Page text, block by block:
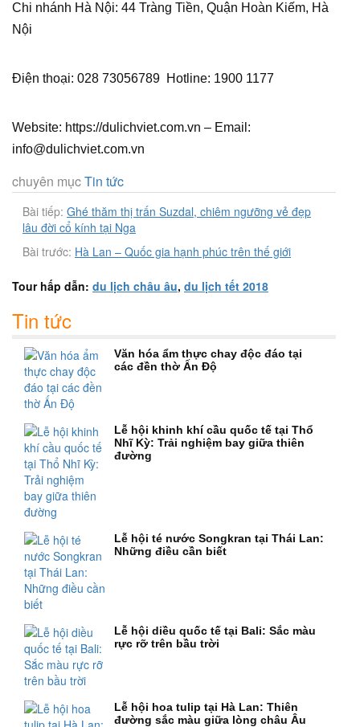
Chi nhánh Hà Nội: 44 Tràng Tiền, Quận Hoàn Kiếm, Hà
Nội
Điện thoại: 028 73056789 Hotline: 1900 1177
Website: https://dulichviet.com.vn – Email:
info@dulichviet.com.vn
chuyên mụcTin tức
Bài tiếp: Ghé thăm thị trấn Suzdal, chiêm ngưỡng vẻ đẹp
lâu đời cổ kính tại Nga
Bài trước: Hà Lan – Quốc gia hạnh phúc trên thế giới
Tour hấp dẫn: du lịch châu âu, du lịch tết 2018
Tin tức
Văn hóa ẩm thực chay độc đáo tại
các đền thờ Ấn Độ
Lễ hội khinh khí cầu quốc tế tại Thổ
Nhĩ Kỳ: Trải nghiệm bay giữa thiên
đường
Lễ hội té nước Songkran tại Thái Lan:
Những điều cần biết
Lễ hội diều quốc tế tại Bali: Sắc màu
rực rỡ trên bầu trời
Lễ hội hoa tulip tại Hà Lan: Thiên
đường sắc màu giữa lòng châu Âu